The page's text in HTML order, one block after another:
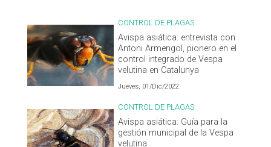
CONTROL DE PLAGAS
Avispa asiática: entrevista con
Antoni Armengol, pionero en el
control integrado de Vespa
velutina en Catalunya
Jueves, 01/Dic/2022
CONTROL DE PLAGAS
Avispa asiática: Guía para la
gestión municipal de la Vespa
velutina